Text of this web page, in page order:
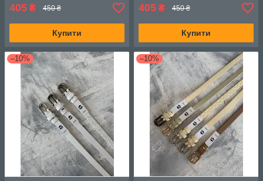
405 ₴ 450 ₴
Купити
405 ₴ 450 ₴
Купити
–10% –10%